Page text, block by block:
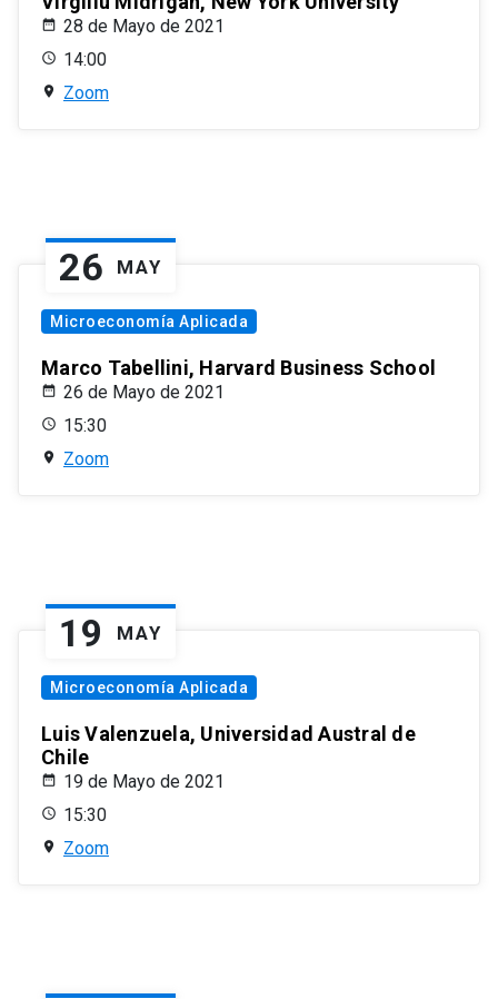
28 de Mayo de 2021
14:00
Zoom
26 MAY
Microeconomía Aplicada
Marco Tabellini, Harvard Business School
26 de Mayo de 2021
15:30
Zoom
19 MAY
Microeconomía Aplicada
Luis Valenzuela, Universidad Austral de
Chile
19 de Mayo de 2021
15:30
Zoom